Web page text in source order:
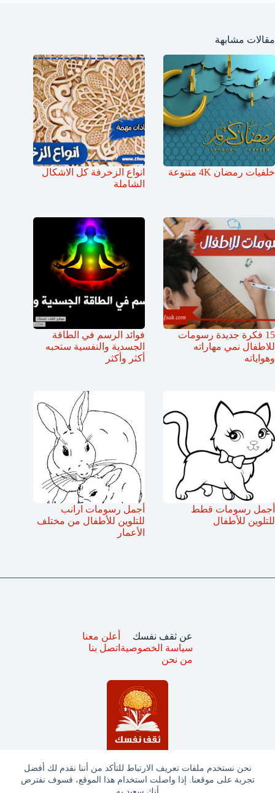
نحن نستخدم ملفات تعريف الارتباط للتأكد من أننا نقدم لك أفضل
تجربة على موقعنا. إذا واصلت استخدام هذا الموقع، فسوف نفترض
مقالات مشابهة
خلفيات رمضان 4K متنوعة
انواع الزخرفة كل الاشكال
الشاملة
15 فكرة جديدة رسومات
للاطفال نمي مهاراته
وهواياته
فوائد الرسم في الطاقة
الجسدية والنفسية ستحبه
أكثر وأكثر
أجمل رسومات قطط
للتلوين للأطفال
أجمل رسومات ارانب
للتلوين للأطفال من مختلف
الأعمار
جميع الحقوق محفوظة © ثقف نفسك 2025
عن ثقف نفسك
سياسة الخصوصية
من نحن
أعلن معنا
اتصل بنا